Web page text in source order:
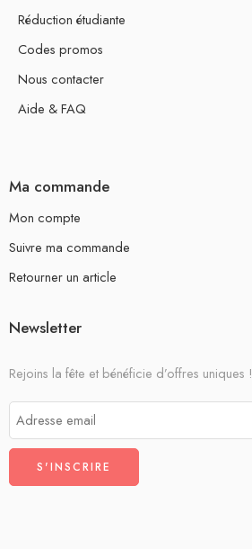
Réduction étudiante
Codes promos
Nous contacter
Aide & FAQ
Ma commande
Mon compte
Suivre ma commande
Retourner un article
Newsletter
Rejoins la fête et bénéficie d’offres uniques !